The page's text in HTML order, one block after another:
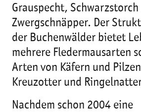
Grauspecht, Schwarzstorch
Zwergschnäpper. Der
der Buchenwälder bietet
mehrere Fledermausarten
Arten von Käfern und
Kreuzotter und
Nachdem schon 2004 eine